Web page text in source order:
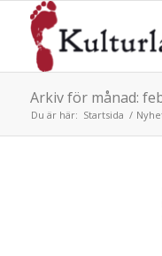
Arkiv för månad:
Du är här: Startsida /